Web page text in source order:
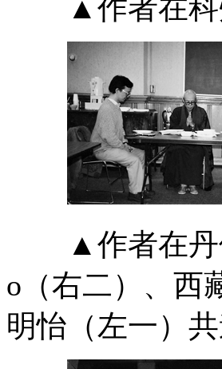
▲作者在科州
▲作者在丹佛
o（右二）、西
明怡（左一）共